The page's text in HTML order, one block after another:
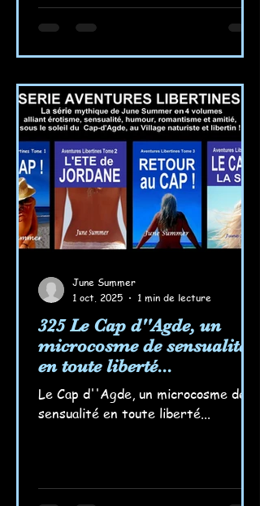
et libre les titille... Elle vont y aller,
c'est certain, tout bientôt ! Elles se
Cap, sur cette plage brûlante où les
corps se réunissent ; elles se
souviennent des jeux interdits dans
la mer ondulante si accu
325 Le Cap d''Agde, un
microcosme de sensualité
en toute liberté...
Le Cap d''Agde, un microcosme de
sensualité en toute liberté...
June Summer
1 oct. 2025
1 min de lecture